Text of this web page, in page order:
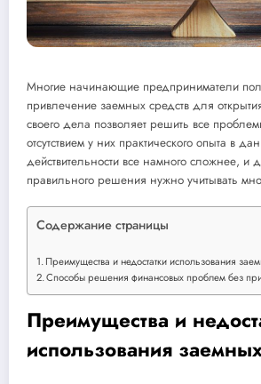
Многие начинающие предприниматели
привлечение заемных средств для
своего дела позволяет решить все
отсутствием у них практического опыта в
действительности все намного сложнее, и
правильного решения нужно учитывать
Содержание страницы
Преимущества и недостатки использования
Способы решения финансовых проблем без
Преимущества и
использования